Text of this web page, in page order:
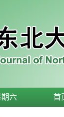
六 首